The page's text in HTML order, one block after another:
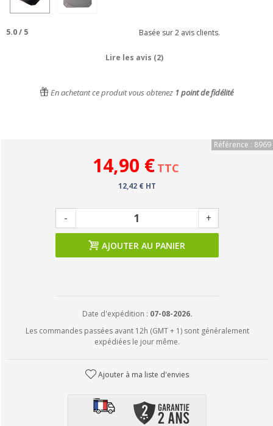
5.0/ 5 Basée sur2 avis clients.
Lire les avis (2)
En achetant ce produit vous obtenez 1 point de fidélité
Référence : 8969
14,90 € TTC
12,42 € HT
- +
AJOUTER AU PANIER
Date d'expédition : 07-08-2026.
Les commandes passées avant 12h (GMT + 1) sont généralement
expédiées le jour même.
Ajouter à ma liste d'envies